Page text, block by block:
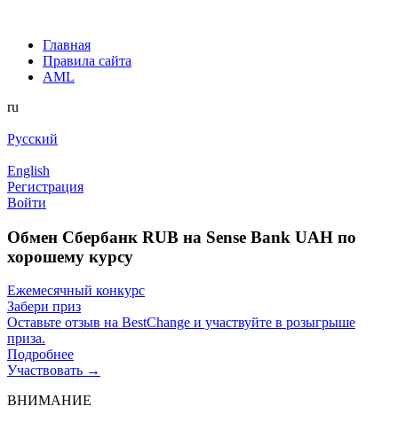
Главная
Правила сайта
AML
ru
Русский
English
Регистрация
Войти
Обмен Сбербанк RUB на Sense Bank UAH по
хорошему курсу
Ежемесячный конкурс
Забери приз
Оставьте отзыв на BestChange и участвуйте в розыгрыше
приза.
Подробнее
Участвовать →
ВНИМАНИЕ